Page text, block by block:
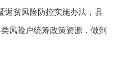
返贫风险防控实施办法，县
风险户统筹政策资源，做到